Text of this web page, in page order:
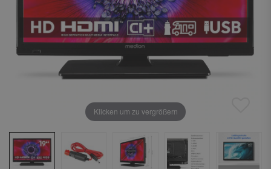
Klicken um zu vergrößern